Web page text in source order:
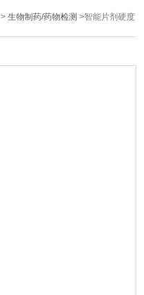
>生物制药/药物检测 >智能片剂硬度